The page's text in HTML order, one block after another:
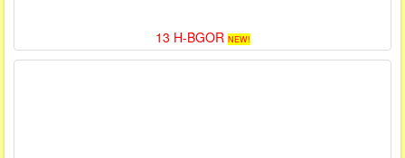
13 H-BGOR NEW!